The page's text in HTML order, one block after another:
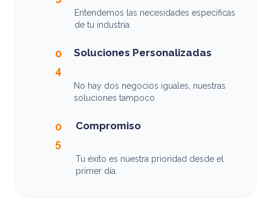
Entendemos las necesidades específicas
de tu industria.
0
4
Soluciones Personalizadas
No hay dos negocios iguales, nuestras
soluciones tampoco.
0
5
Compromiso
Tu éxito es nuestra prioridad desde el
primer día.